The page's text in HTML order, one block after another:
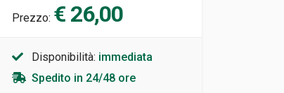
Prezzo: € 26,00
Disponibilità: immediata
Spedito in 24/48 ore